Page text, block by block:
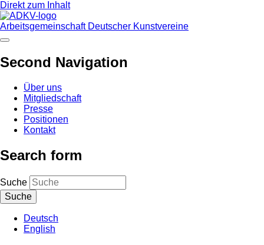
Direkt zum Inhalt
Arbeitsgemeinschaft Deutscher Kunstvereine
Second Navigation
Über uns
Mitgliedschaft
Presse
Positionen
Kontakt
Search form
Suche
Deutsch
English